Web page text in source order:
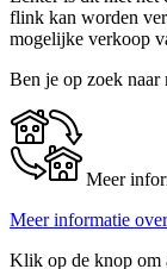
flink kan worden
mogelijke verkoop
Ben je op zoek
Meer
Meer informatie
Klik op de knop om